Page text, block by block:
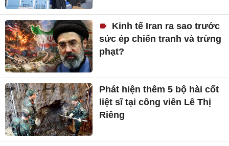
Kinh tế Iran ra sao trước
sức ép chiến tranh và trừng
phạt?
Phát hiện thêm 5 bộ hài cốt
liệt sĩ tại công viên Lê Thị
Riêng